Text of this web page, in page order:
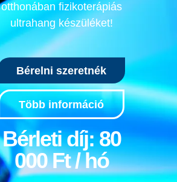
otthonában fizikoterápiás
ultrahang készüléket!
Bérelni szeretnék
Több információ
Bérleti díj: 80
000 Ft / hó